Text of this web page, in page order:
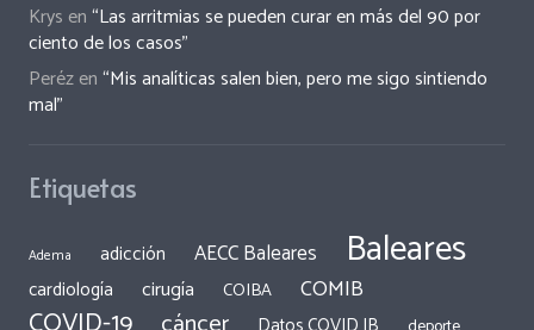
Krys en“Las arritmias se pueden curar en más del 90 por
ciento de los casos”
Perézen“Mis analíticas salen bien, pero me sigo sintiendo
mal”
Etiquetas
Adema adicción AECC Baleares Baleares
cardiología cirugía COIBA COMIB